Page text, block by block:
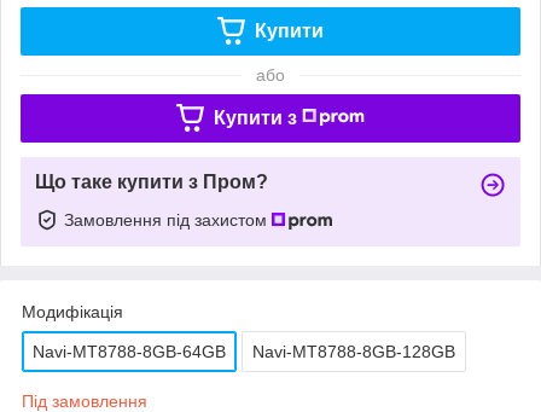
Купити
або
Купити з
Що таке купити з Пром?
Замовлення під захистом
Модифікація
Navi-MT8788-8GB-64GB Navi-MT8788-8GB-128GB
Під замовлення